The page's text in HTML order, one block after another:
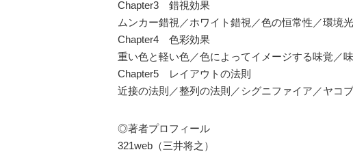
Chapter3 錯視効果
ムンカー錯視／ホワイト錯視／色の恒常性／環境
Chapter4 色彩効果
重い色と軽い色／色によってイメージする味覚／
Chapter5 レイアウトの法則
近接の法則／整列の法則／シグニファイア／ヤコ
◎著者プロフィール
321web（三井将之）